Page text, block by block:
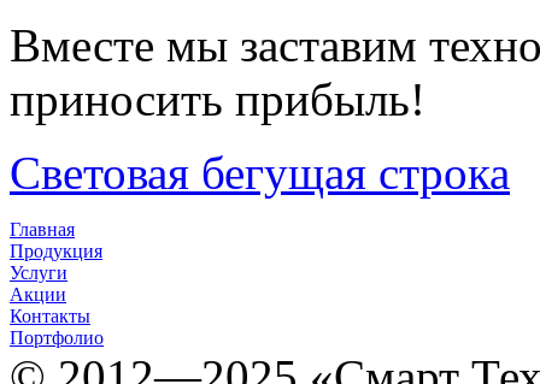
Вместе мы заставим
приносить прибыль!
Световая бегущая строка
Главная
Продукция
Услуги
Акции
Контакты
Портфолио